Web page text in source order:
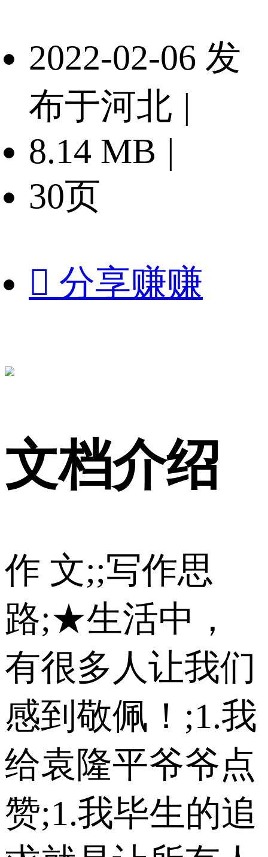
2022-02-06 发
布于河北 |
8.14 MB |
30页
 分享赚赚
文档介绍
作 文;;写作思
路;★生活中，
有很多人让我们
感到敬佩！;1.我
给袁隆平爷爷点
赞;1.我毕生的追